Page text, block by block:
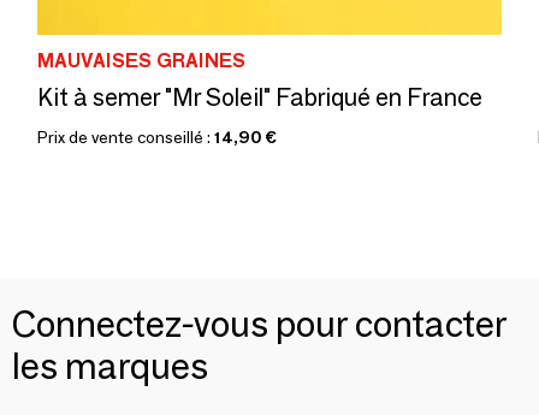
MAUVAISES GRAINES
Kit à semer "Mr Soleil" Fabriqué en France
Prix de vente conseillé : 14,90 €
Connectez-vous pour contacter
les marques